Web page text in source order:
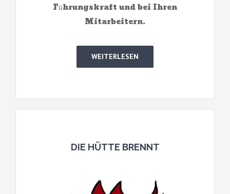
Führungskraft und bei Ihren
Mitarbeitern.
WEITERLESEN
DIE HÜTTE BRENNT